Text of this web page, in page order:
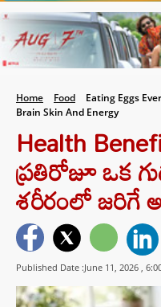
Home Food
Eating Eggs
Brain Skin And Energy
Health
ప్రతిరోజూ ఒక
శరీరంలో జరిగే
Published Date :June 11, 2026 ,